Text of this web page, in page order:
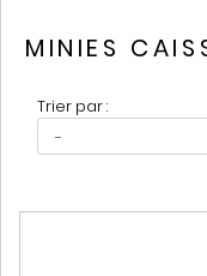
MINIES
Trier par :